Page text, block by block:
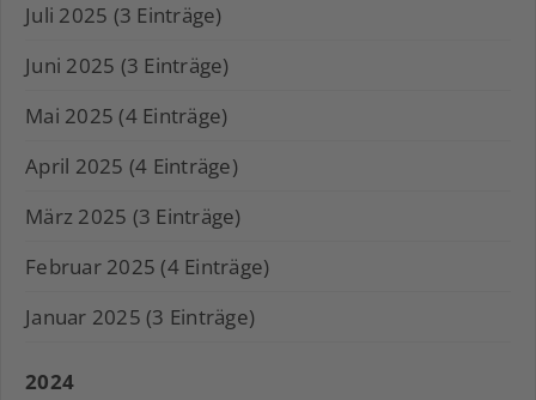
Juli 2025 (3 Einträge)
Juni 2025 (3 Einträge)
Mai 2025 (4 Einträge)
April 2025 (4 Einträge)
März 2025 (3 Einträge)
Februar 2025 (4 Einträge)
Januar 2025 (3 Einträge)
2024